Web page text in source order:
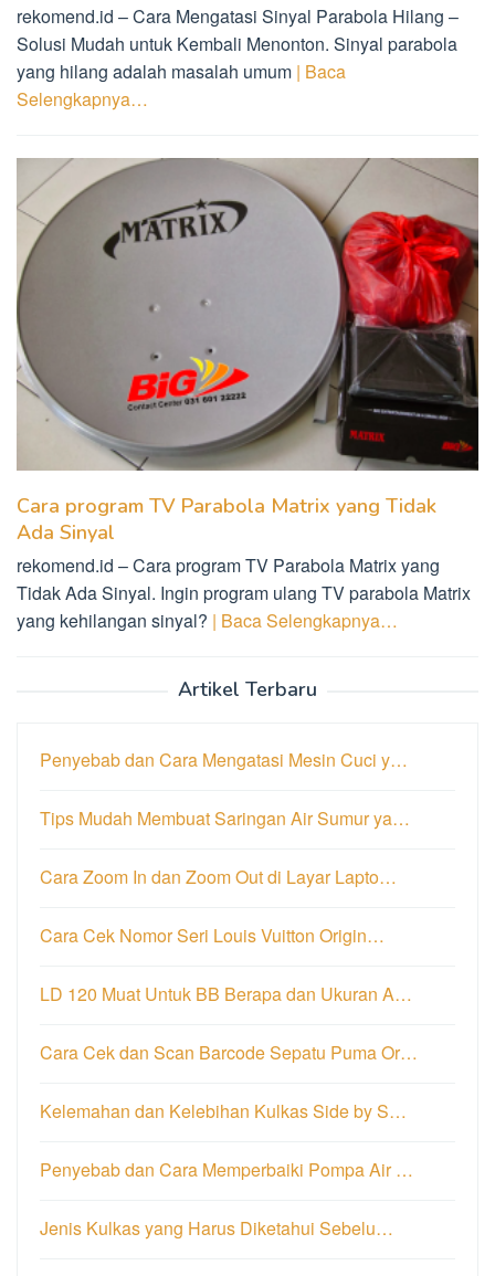
rekomend.id – Cara Mengatasi Sinyal Parabola Hilang –
Solusi Mudah untuk Kembali Menonton. Sinyal parabola
yang hilang adalah masalah umum | Baca
Selengkapnya…
Cara program TV Parabola Matrix yang Tidak
Ada Sinyal
rekomend.id – Cara program TV Parabola Matrix yang
Tidak Ada Sinyal. Ingin program ulang TV parabola Matrix
yang kehilangan sinyal? | Baca Selengkapnya…
Artikel Terbaru
Penyebab dan Cara Mengatasi Mesin Cuci y…
Tips Mudah Membuat Saringan Air Sumur ya…
Cara Zoom In dan Zoom Out di Layar Lapto…
Cara Cek Nomor Seri Louis Vuitton Origin…
LD 120 Muat Untuk BB Berapa dan Ukuran A…
Cara Cek dan Scan Barcode Sepatu Puma Or…
Kelemahan dan Kelebihan Kulkas Side by S…
Penyebab dan Cara Memperbaiki Pompa Air …
Jenis Kulkas yang Harus Diketahui Sebelu…